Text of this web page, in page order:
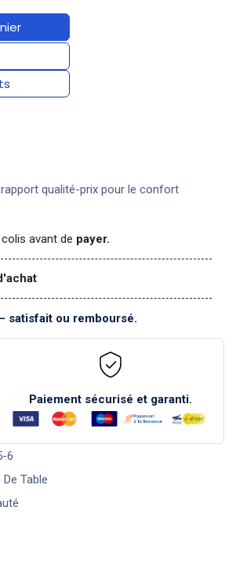
qualité-prix pour le confort
avant de payer.
satisfait ou remboursé.
Paiement sécurisé et garanti.
6
Table